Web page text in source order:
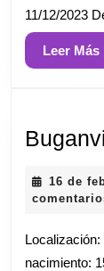
11/12/2023
Leer Más
16 de
nacimiento: